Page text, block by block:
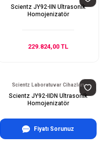
Scientz JY92-IIN Ultrasonik
Homojenizatör
229.824,00 TL
Scientz Laboratuvar Cihazları
Scientz JY92-IIDN Ultrasonik
Homojenizatör
Fiyatı Sorunuz